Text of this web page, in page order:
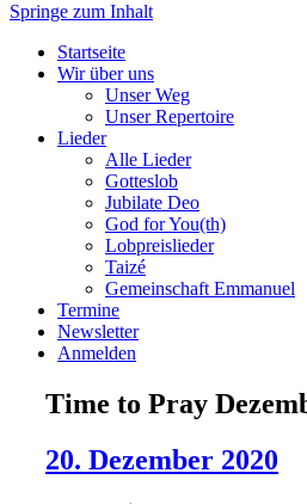
Springe zum Inhalt
Startseite
Wir über uns
Unser Weg
Unser Repertoire
Lieder
Alle Lieder
Gotteslob
Jubilate Deo
God for You(th)
Lobpreislieder
Taizé
Gemeinschaft Emmanuel
Termine
Newsletter
Anmelden
Time to Pray
20. Dezember 2020